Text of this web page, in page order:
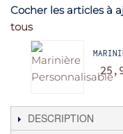
Cocher les articles à
tous
DESCRIPTION